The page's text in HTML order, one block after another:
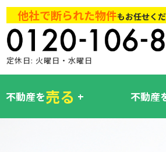
他社で断られた物件もお任せく
定休日: 火曜日・水曜日
不動産を売る 不動産